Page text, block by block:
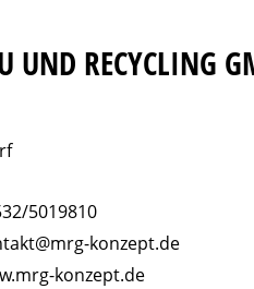
UND RECYCLING
5019810
konzept.de
konzept.de